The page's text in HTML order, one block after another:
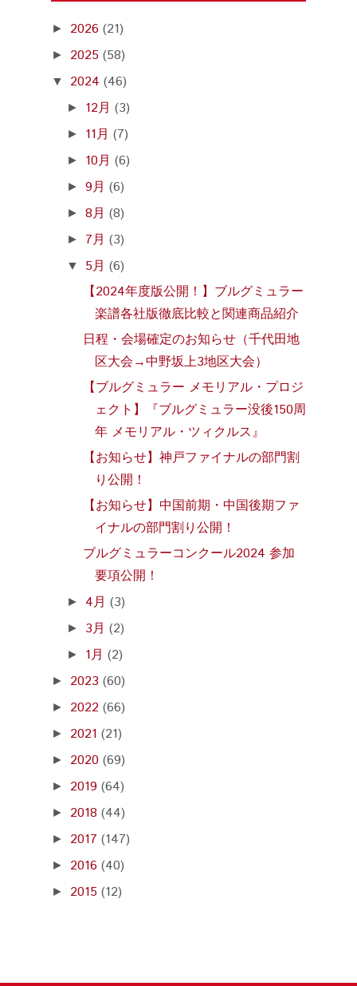
► 2026 (21)
► 2025 (58)
▼ 2024 (46)
► 12月(3)
► 11月(7)
► 10月(6)
►9月(6)
►8月(8)
► 7月(3)
▼ 5月(6)
【2024年度版公開！】ブルグミュラー
楽譜各社版徹底比較と関連商品紹介
日程・会場確定のお知らせ（千代田地
区大会→中野坂上3地区大会）
【ブルグミュラー メモリアル・プロジ
ェクト】『ブルグミュラー没後150周
年 メモリアル・ツィクルス』
【お知らせ】神戸ファイナルの部門割
り公開！
【お知らせ】中国前期・中国後期ファ
イナルの部門割り公開！
ブルグミュラーコンクール2024 参加
要項公開！
► 4月(3)
► 3月(2)
► 1月(2)
► 2023 (60)
► 2022 (66)
► 2021 (21)
► 2020 (69)
► 2019 (64)
► 2018 (44)
► 2017 (147)
► 2016 (40)
► 2015 (12)